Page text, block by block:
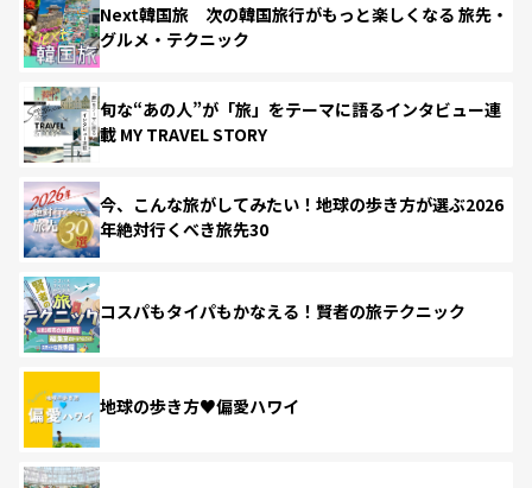
Next韓国旅 次の韓国旅行がもっと楽しくなる 旅先・
グルメ・テクニック
旬な“あの人”が「旅」をテーマに語るインタビュー連
載 MY TRAVEL STORY
今、こんな旅がしてみたい！地球の歩き方が選ぶ2026
年絶対行くべき旅先30
コスパもタイパもかなえる！賢者の旅テクニック
地球の歩き方♥偏愛ハワイ